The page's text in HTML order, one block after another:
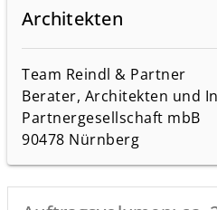
Architekten
Team Reindl & Partner
Berater, Architekten und
Partnergesellschaft mbB
90478 Nürnberg